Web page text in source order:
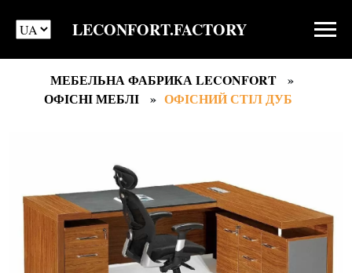
LECONFORT.FACTORY
МЕБЕЛЬНА ФАБРИКА LECONFORT
ОФІСНІ МЕБЛІ
ОФІСНИЙ СТІЛ ДУБ